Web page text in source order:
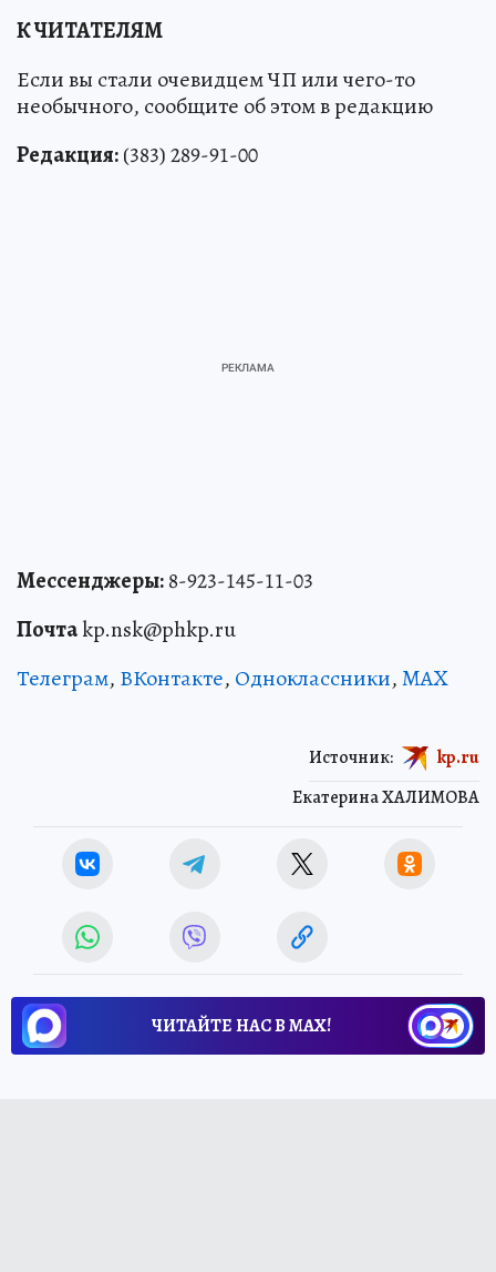
К ЧИТАТЕЛЯМ
Если вы стали очевидцем ЧП или чего-то
необычного, сообщите об этом в редакцию
Редакция:(383) 289-91-00
Мессенджеры:8-923-145-11-03
Почтаkp.nsk@phkp.ru
Телеграм, ВКонтакте, Одноклассники,MAX
Екатерина ХАЛИМОВА
Источник: kp.ru
ЧИТАЙТЕ НАС В МАХ!